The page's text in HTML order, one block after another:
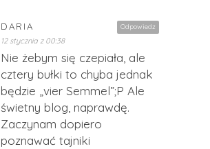
Odpowiedz
DARIA
12 stycznia z 00:38
Nie żebym się czepiała, ale
cztery bułki to chyba jednak
będzie „vier Semmel”;P Ale
świetny blog, naprawdę.
Zaczynam dopiero
poznawać tajniki